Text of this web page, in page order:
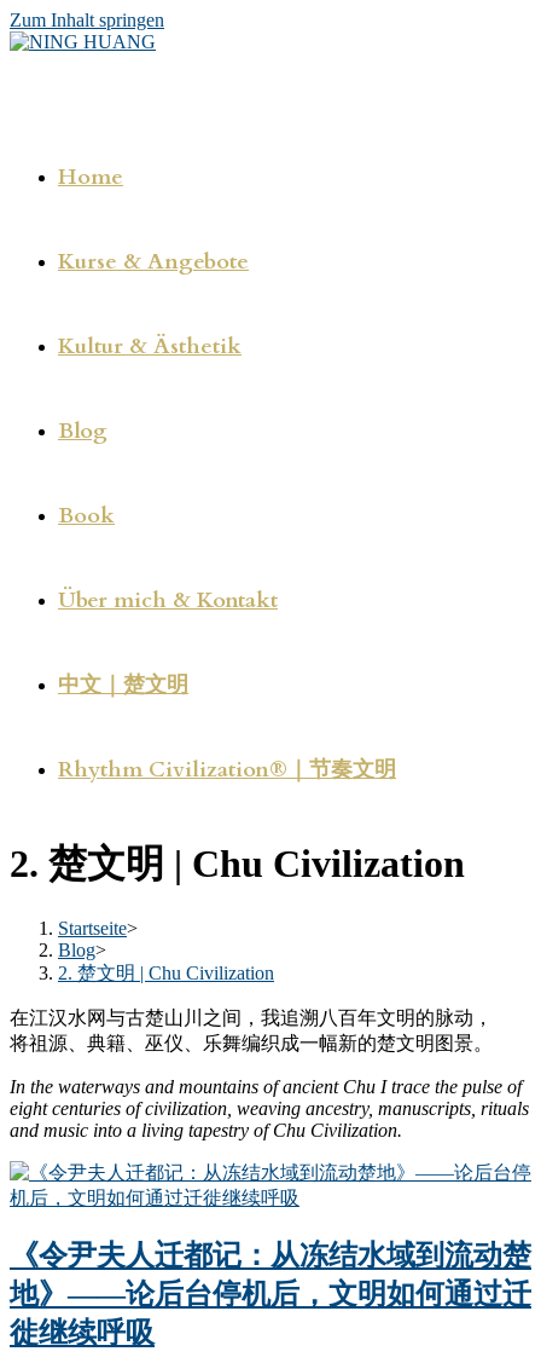
Zum Inhalt springen
Home
Kurse & Angebote
Kultur & Ästhetik
Blog
Book
Über mich & Kontakt
中文｜楚文明
Rhythm Civilization®｜节奏文明
2. 楚文明 | Chu Civilization
Startseite>
Blog>
2. 楚文明 | Chu Civilization
在江汉水网与古楚山川之间，我追溯八百年文明的脉动，
将祖源、典籍、巫仪、乐舞编织成一幅新的楚文明图景。
In the waterways and mountains of ancient Chu I trace the pulse of
eight centuries of civilization, weaving ancestry, manuscripts, rituals
and music into a living tapestry of Chu Civilization.
《令尹夫人迁都记：从冻结水域到流动楚
地》——论后台停机后，文明如何通过迁
徙继续呼吸